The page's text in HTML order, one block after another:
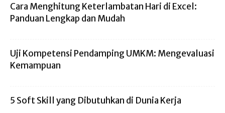
Cara Menghitung Keterlambatan Hari di Excel:
Panduan Lengkap dan Mudah
Uji Kompetensi Pendamping UMKM: Mengevaluasi
Kemampuan
5 Soft Skill yang Dibutuhkan di Dunia Kerja